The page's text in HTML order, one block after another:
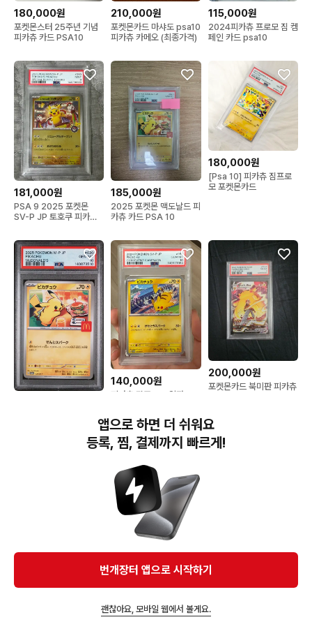
180,000원
포켓몬스터 25주년 기념
피카츄 카드 PSA10
210,000원
포켓몬카드 마샤도 psa10
피카츄 카메오 (최종가격)
115,000원
2024피카츄 프로모 짐 켐
페인 카드 psa10
181,000원
PSA 9 2025 포켓몬
SV-P JP 토호쿠 피카츄
185,000원
2025 포켓몬 맥도날드 피
카츄 카드 PSA 10
180,000원
[Psa 10] 피카츄 짐프로
모 포켓몬카드
맥날츄 psa10, 잉어킹 프
140,000원
피카츄 짐프로모 일판
200,000원
포켓몬카드 북미판 피카츄
번개장터(주) 사업자정보, 이용약관 및 기타 법적고지
번개장터㈜는 통신판매중개자이며, 통신판매의 당사자가 아닙니다. 전자상거래 등에서의
소비자보호에 관한 법률 등 관련 법령 및 번개장터㈜의 약관에 따라 상품, 상품정보, 거래에 관한 책임은
개별 판매자에게 귀속하고, 번개장터㈜는 원칙적으로 회원간 거래에 대하여 책임을 지지 않습니다.
다만, 번개장터㈜가 직접 판매하는 상품에 대한 책임은 번개장터㈜에게 귀속합니다.
앱으로 하면 더 쉬워요
등록, 찜, 결제까지 빠르게!
번개장터 앱으로 시작하기
괜찮아요, 모바일 웹에서 볼게요.